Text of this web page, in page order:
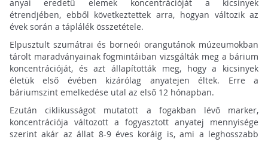
anyai eredetű elemek koncentrációját a kicsinyek
étrendjében, ebből következtettek arra, hogyan változik az
évek során a táplálék összetétele.
Elpusztult szumátrai és borneói orangutánok múzeumokban
tárolt maradványainak fogmintáiban vizsgálták meg a bárium
koncentrációját, és azt állapították meg, hogy a kicsinyek
életük első évében kizárólag anyatejen éltek. Erre a
báriumszint emelkedése utal az első 12 hónapban.
Ezután ciklikusságot mutatott a fogakban lévő marker,
koncentrációja változott a fogyasztott anyatej mennyisége
szerint akár az állat 8-9 éves koráig is, ami a leghosszabb